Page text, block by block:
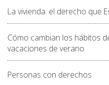
La vivienda: el derecho que
Cómo cambian los hábitos
vacaciones de verano
Personas con derechos